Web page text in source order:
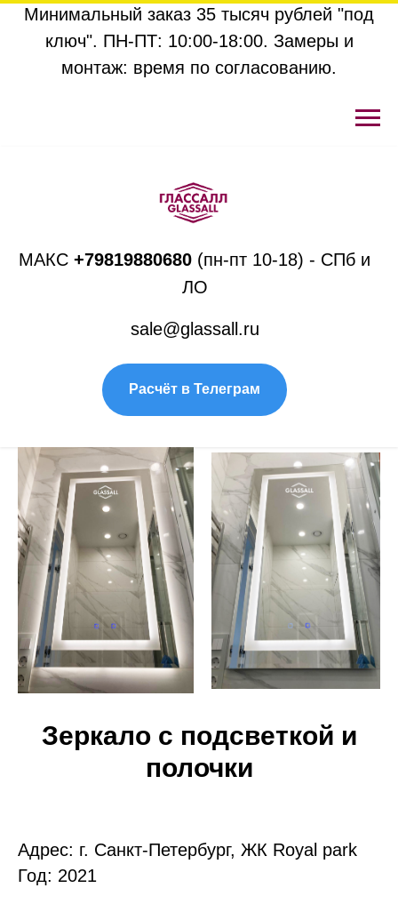
Минимальный заказ 35 тысяч рублей "под
ключ". ПН-ПТ: 10:00-18:00. Замеры и
монтаж: время по согласованию.
МАКС +79819880680 (пн-пт 10-18) - СПб и
ЛО
sale@glassall.ru
Расчёт в Телеграм
Зеркало с подсветкой и
полочки
Адрес: г. Санкт-Петербург, ЖК Royal park
Год: 2021